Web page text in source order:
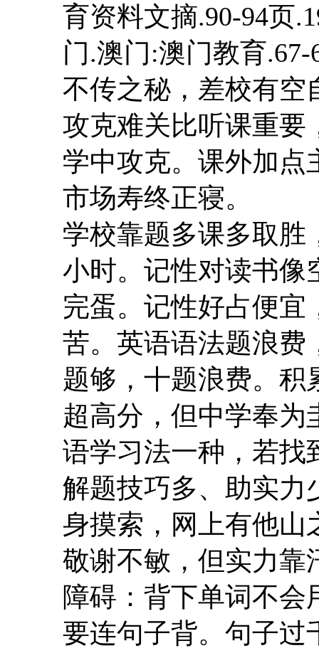
育资料文摘.90-94页
门.澳门:澳门教育
不传之秘，差校有空
攻克难关比听课重要
学中攻克。课外加点
市场寿终正寝。
学校靠题多课多取胜
小时。记性对读书像
完蛋。记性好占便宜
苦。英语语法题浪费
题够，十题浪费。积
超高分，但中学奉为
语学习法一种，若找
解题技巧多、助实力
身摸索，网上有他山
敬谢不敏，但实力靠
障碍：背下单词不
要连句子背。句子过